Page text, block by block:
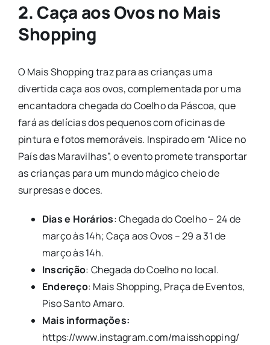
2. Caça aos Ovos no Mais
Shopping
O Mais Shopping traz para as crianças uma
divertida caça aos ovos, complementada por uma
encantadora chegada do Coelho da Páscoa, que
fará as delícias dos pequenos com oficinas de
pintura e fotos memoráveis. Inspirado em “Alice no
País das Maravilhas”, o evento promete transportar
as crianças para um mundo mágico cheio de
surpresas e doces.
Dias e Horários: Chegada do Coelho – 24 de
março às 14h; Caça aos Ovos – 29 a 31 de
março às 14h.
Inscrição: Chegada do Coelho no local.
Endereço: Mais Shopping, Praça de Eventos,
Piso Santo Amaro.
Mais informações:
https://www.instagram.com/maisshopping/